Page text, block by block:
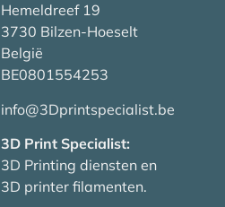
Hemeldreef 19
3730 Bilzen-Hoeselt
België
BE0801554253
info@3Dprintspecialist.be
3D Print Specialist:
3D Printing diensten en
3D printer filamenten.